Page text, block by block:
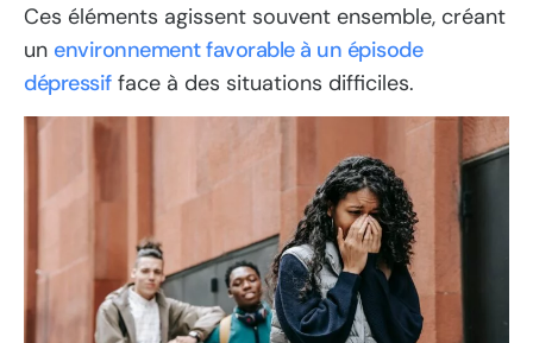
Ces éléments agissent souvent ensemble, créant
un environnement favorable à un épisode
dépressifface à des situations difficiles.